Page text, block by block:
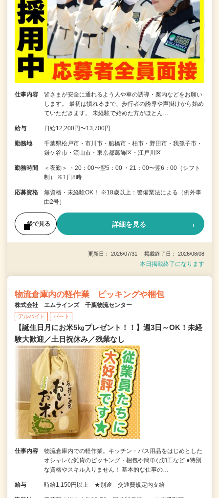
仕事内容
皆さまが安全に通れるよう人や車の誘導・案内などをお願い
します。 最初は慣れるまで、歩行者の誘導や声掛けから始め
ていただきます。 未経験で始めた方がほとん…
給与 日給12,200円〜13,700円
勤務地
千葉県松戸市・市川市・船橋市・柏市・野田市・我孫子市・
鎌ケ谷市・流山市・東京都葛飾区・江戸川区
勤務時間
＜夜勤＞ ・20：00〜翌5：00 ・21：00〜翌6：00（シフト
制） ※1日8時…
応募資格
無資格・未経験OK！ ※18歳以上：警備業法による（例外事
由2号）
後で見る 詳細を見る
更新日： 2026/07/31 掲載終了日： 2026/08/08
本日掲載終了になります
物流倉庫内の軽作業 ピッキングや梱包
株式会社 エムラインズ 千葉物流センター
アルバイト パート
【誕生日月にお米5㎏プレゼント！！】週3日～OK！未経
験大歓迎／土日祝休み／残業なし
仕事内容
物流倉庫内での軽作業。キッチン・バス用品をはじめとした
オシャレな雑貨のピッキング・梱包や簡単な加工など ●特別
な資格やスキル入りません！ 基本的な仕事の…
給与 時給1,150円以上 ★別途 交通費規定内支給